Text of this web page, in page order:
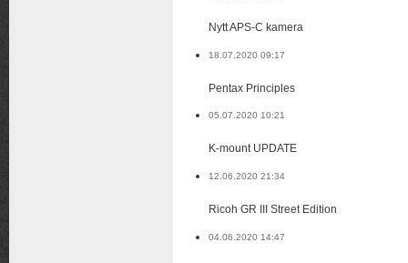
Nytt APS-C kamera
18.07.2020 09:17
Pentax Principles
05.07.2020 10:21
K-mount UPDATE
12.06.2020 21:34
Ricoh GR III Street Edition
04.06.2020 14:47